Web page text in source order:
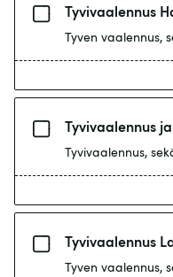
Tyvivaalennus
Tyven vaalennus,
Tyvivaalennus
Tyvivaalennus,
Tyvivaalennus
Tyven vaalennus,